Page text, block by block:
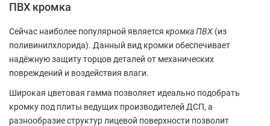
ПВХ кромка
Сейчас наиболее популярной является кромка ПВХ (из
поливинилхлорида). Данный вид кромки обеспечивает
надёжную защиту торцов деталей от механических
повреждений и воздействия влаги.
Широкая цветовая гамма позволяет идеально подобрать
кромку под плиты ведущих производителей ДСП, а
разнообразие структур лицевой поверхности позволит